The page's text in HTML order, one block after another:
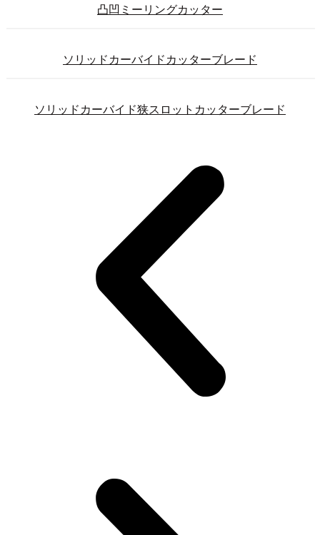
凸凹ミーリングカッター
ソリッドカーバイドカッターブレード
ソリッドカーバイド狭スロットカッターブレード